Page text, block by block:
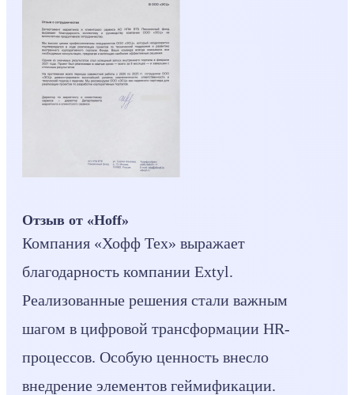
Отзыв от «Hoff»
Компания «Хофф Тех» выражает
благодарность компании Extyl.
Реализованные решения стали важным
шагом в цифровой трансформации HR-
процессов. Особую ценность внесло
внедрение элементов геймификации.